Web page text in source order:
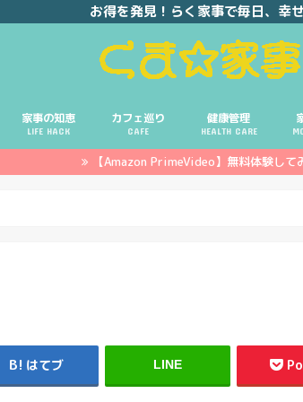
お得を発見！らく家事で毎日、幸
家事の知恵
LIFE HACK
カフェ巡り
CAFE
健康管理
HEALTH CARE
ポ
投
副
【Amazon PrimeVideo】無料体験して
はてブ LINE